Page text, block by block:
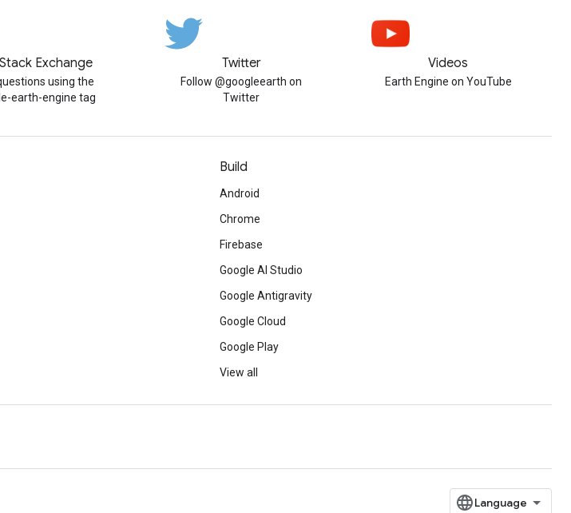
Exchange
using the
earth-engine tag
Twitter
Follow @googleearth on
Twitter
Videos
Earth Engine on YouTube
Build
Android
Chrome
Firebase
Google AI Studio
Google Antigravity
Google Cloud
Google Play
View all